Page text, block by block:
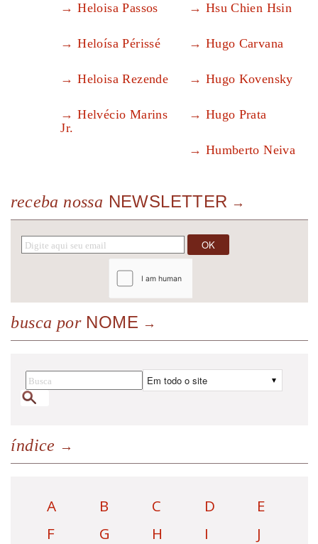
Heloisa Passos
Heloísa Périssé
Heloisa Rezende
Helvécio Marins
Jr.
Hsu Chien Hsin
Hugo Carvana
Hugo Kovensky
Hugo Prata
Humberto Neiva
receba nossa NEWSLETTER
busca porNOME
índice
A B C D
E
F
G H I
J